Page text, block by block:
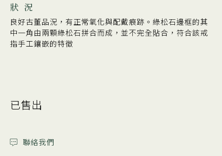
狀 況
良好古董品況，有正常氧化與配戴痕跡。綠松石邊框的其
中一角由兩顆綠松石拼合而成，並不完全貼合，符合該戒
指手工鑲嵌的特徵
已售出
聯絡我們